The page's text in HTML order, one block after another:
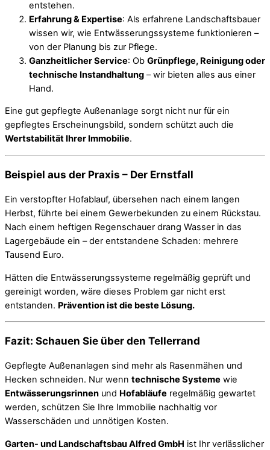
entstehen.
Erfahrung & Expertise: Als erfahrene Landschaftsbauer
wissen wir, wie Entwässerungssysteme funktionieren –
von der Planung bis zur Pflege.
Ganzheitlicher Service: Ob Grünpflege, Reinigung oder
technische Instandhaltung – wir bieten alles aus einer
Hand.
Eine gut gepflegte Außenanlage sorgt nicht nur für ein
gepflegtes Erscheinungsbild, sondern schützt auch die
Wertstabilität Ihrer Immobilie.
Beispiel aus der Praxis – Der Ernstfall
Ein verstopfter Hofablauf, übersehen nach einem langen
Herbst, führte bei einem Gewerbekunden zu einem Rückstau.
Nach einem heftigen Regenschauer drang Wasser in das
Lagergebäude ein – der entstandene Schaden: mehrere
Tausend Euro.
Hätten die Entwässerungssysteme regelmäßig geprüft und
gereinigt worden, wäre dieses Problem gar nicht erst
entstanden. Prävention ist die beste Lösung.
Fazit: Schauen Sie über den Tellerrand
Gepflegte Außenanlagen sind mehr als Rasenmähen und
Hecken schneiden. Nur wenn technische Systeme wie
Entwässerungsrinnen und Hofabläufe regelmäßig gewartet
werden, schützen Sie Ihre Immobilie nachhaltig vor
Wasserschäden und unnötigen Kosten.
Garten- und Landschaftsbau Alfred GmbH ist Ihr verlässlicher